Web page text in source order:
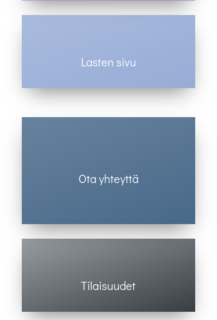
Lasten sivu
Ota yhteyttä
Tilaisuudet